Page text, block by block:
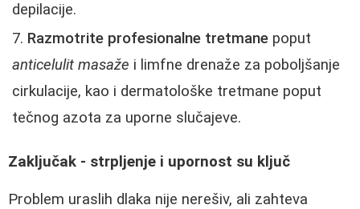
depilacije.
Razmotrite profesionalne tretmane poput
anticelulit masaže i limfne drenaže za poboljšanje
cirkulacije, kao i dermatološke tretmane poput
tečnog azota za uporne slučajeve.
Zaključak - strpljenje i upornost su ključ
Problem uraslih dlaka nije nerešiv, ali zahteva